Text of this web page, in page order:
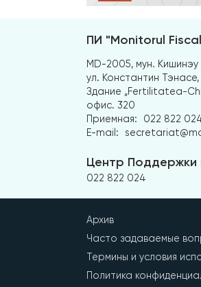
ПИ "Monitorul Fiscal
MD-2005, мун. Кишинэу
ул. Константин Тэнасе,
Здание „Fertilitatea-
офис. 320
Приемная:
022 822
E-mail:
Центр Поддержки
022 822 024
Архив
Часто задаваемые
Термины и условия
Политика